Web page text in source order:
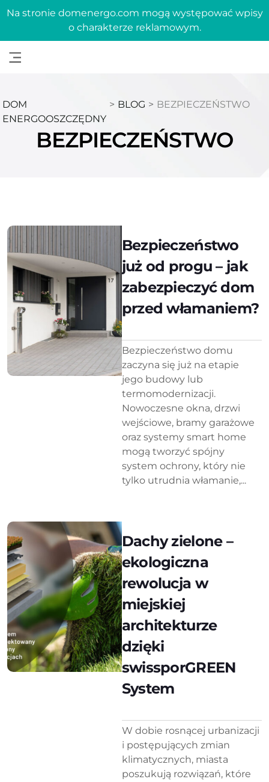
Na stronie domenergo.com mogą występować wpisy
o charakterze reklamowym.
DOM
ENERGOOSZCZĘDNY
> BLOG > BEZPIECZEŃSTWO
BEZPIECZEŃSTWO
Bezpieczeństwo
już od progu – jak
zabezpieczyć dom
przed włamaniem?
Bezpieczeństwo domu
zaczyna się już na etapie
jego budowy lub
termomodernizacji.
Nowoczesne okna, drzwi
wejściowe, bramy garażowe
oraz systemy smart home
mogą tworzyć spójny
system ochrony, który nie
tylko utrudnia włamanie,...
Dachy zielone –
ekologiczna
rewolucja w
miejskiej
architekturze
dzięki
swissporGREEN
System
W dobie rosnącej urbanizacji
i postępujących zmian
klimatycznych, miasta
poszukują rozwiązań, które